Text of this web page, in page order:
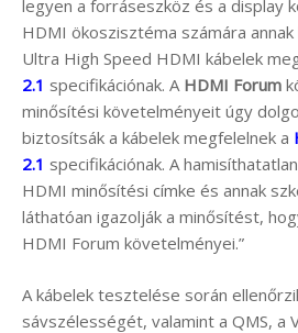
legyen a forráseszköz és a display
HDMI ökoszisztéma számára
Ultra High Speed HDMI kábelek
2.1 specifikációnak. A HDMI Forum
minősítési követelményeit úgy
biztosítsák a kábelek megfelelnek a
2.1 specifikációnak. A
HDMI minősítési címke és annak
láthatóan igazolják a minősítést,
HDMI Forum követelményei.”
A kábelek tesztelése során
sávszélességét, valamint a QMS, a